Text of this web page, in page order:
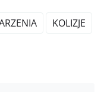
KOLIZJE